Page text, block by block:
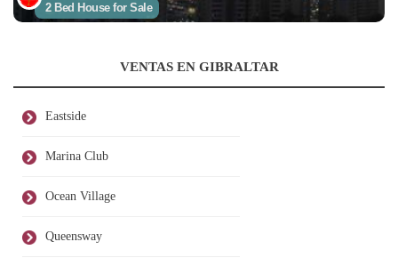
2 Bed House for Sale
VENTAS EN GIBRALTAR
Eastside
Marina Club
Ocean Village
Queensway